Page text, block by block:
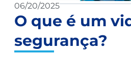
06/20/2025
O que é um
segurança?